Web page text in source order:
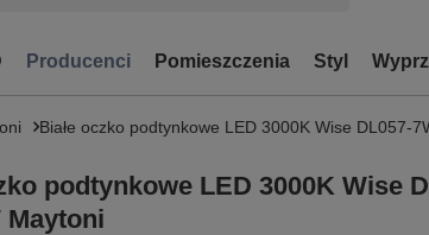
Producenci Pomieszczenia Styl
Białe oczko podtynkowe LED 3000K Wise DL057-
podtynkowe LED 3000K Wise
Maytoni